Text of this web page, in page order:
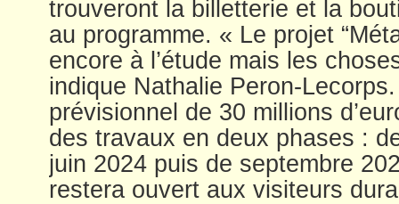
trouveront la billetterie et la
au programme. « Le projet
encore à l’étude mais les
indique Nathalie Peron-
prévisionnel de 30 millions
des travaux en deux phases :
juin 2024 puis de septembre
restera ouvert aux visiteurs